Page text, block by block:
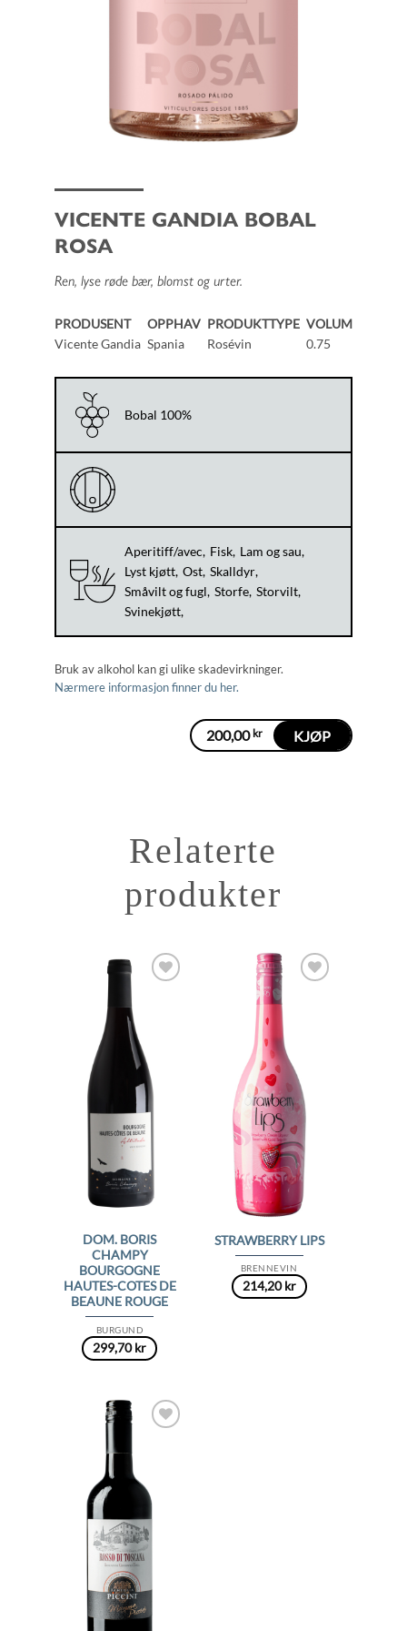
VICENTE GANDIA BOBAL
ROSA
Ren, lyse røde bær, blomst og urter.
PRODUSENT
Vicente Gandia
OPPHAV
Spania
PRODUKTTYPE
Rosévin
VOLUM
0.75
Bobal 100%
Aperitiff/avec Fisk Lam og sau
Lyst kjøtt Ost Skalldyr
Småvilt og fugl Storfe Storvilt
Svinekjøtt
Bruk av alkohol kan gi ulike skadevirkninger.
Nærmere informasjon finner du her.
200,00 kr KJØP
Relaterte
produkter
BURGUND
DOM. BORIS
CHAMPY
BOURGOGNE
HAUTES-COTES DE
BEAUNE ROUGE
299,70kr
BRENNEVIN
STRAWBERRY LIPS
214,20kr